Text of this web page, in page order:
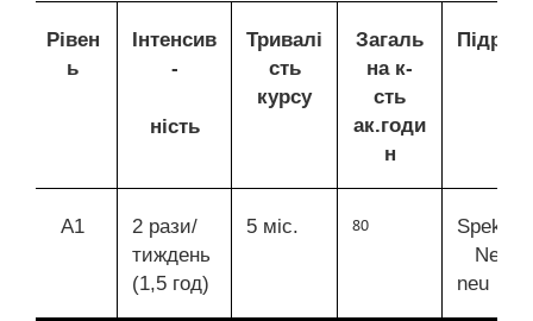
Рівен
ь
Інтенсив
-
ність
Тривалі
сть
курсу
Загаль
на к-
сть
ак.годи
н
А1
2 рази/
тиждень
(1,5 год)
5 міс. 80
neu